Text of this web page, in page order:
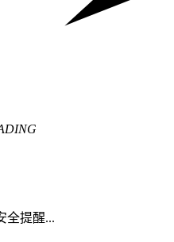
全提醒...